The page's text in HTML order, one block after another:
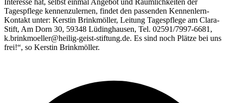
Interesse hat, selbst einmal Angebot und Räumlichkeiten der
Tagespflege kennenzulernen, findet den passenden Kennenlern-
Kontakt unter: Kerstin Brinkmöller, Leitung Tagespflege am Clara-
Stift, Am Dorn 30, 59348 Lüdinghausen, Tel. 02591/7997-6681,
k.brinkmoeller@heilig-geist-stiftung.de. Es sind noch Plätze bei uns
frei!“, so Kerstin Brinkmöller.